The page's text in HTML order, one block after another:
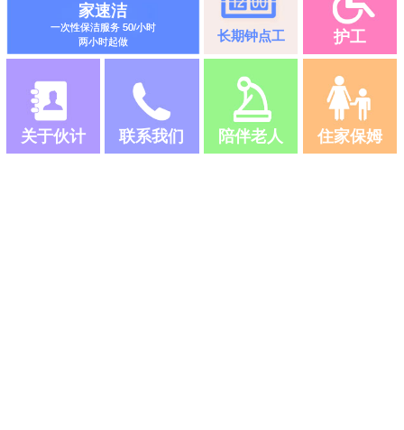
家速洁
一次性保洁服务 50/小时
两小时起做
长期钟点工 护工
关于伙计 联系我们 陪伴老人 住家保姆